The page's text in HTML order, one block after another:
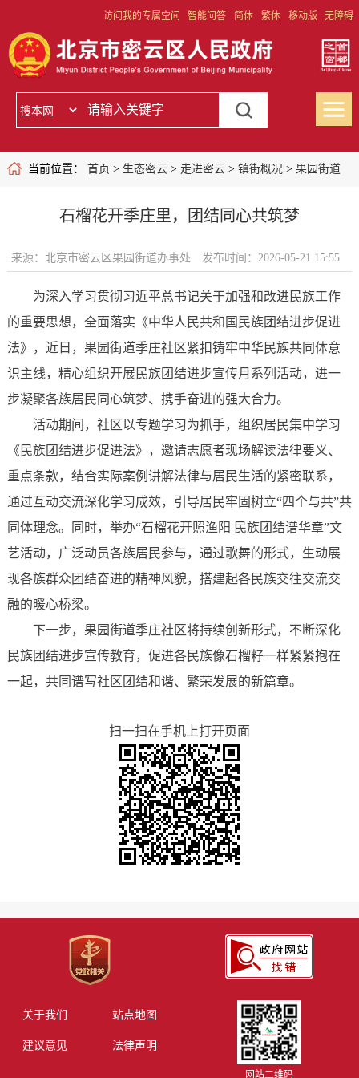
访问我的专属空间 智能问答 简体 繁体 移动版 无障碍
当前位置： 首页 > 生态密云> 走进密云> 镇街概况 > 果园街道
石榴花开季庄里，团结同心共筑梦
来源：北京市密云区果园街道办事处 发布时间：2026-05-21 15:55
为深入学习贯彻习近平总书记关于加强和改进民族工作
的重要思想，全面落实《中华人民共和国民族团结进步促进
法》，近日，果园街道季庄社区紧扣铸牢中华民族共同体意
识主线，精心组织开展民族团结进步宣传月系列活动，进一
步凝聚各族居民同心筑梦、携手奋进的强大合力。
活动期间，社区以专题学习为抓手，组织居民集中学习
《民族团结进步促进法》，邀请志愿者现场解读法律要义、
重点条款，结合实际案例讲解法律与居民生活的紧密联系，
通过互动交流深化学习成效，引导居民牢固树立“四个与共”共
同体理念。同时，举办“石榴花开照渔阳 民族团结谱华章”文
艺活动，广泛动员各族居民参与，通过歌舞的形式，生动展
现各族群众团结奋进的精神风貌，搭建起各民族交往交流交
融的暖心桥梁。
下一步，果园街道季庄社区将持续创新形式，不断深化
民族团结进步宣传教育，促进各民族像石榴籽一样紧紧抱在
一起，共同谱写社区团结和谐、繁荣发展的新篇章。
扫一扫在手机上打开页面
关于我们 站点地图
建议意见 法律声明
网站二维码